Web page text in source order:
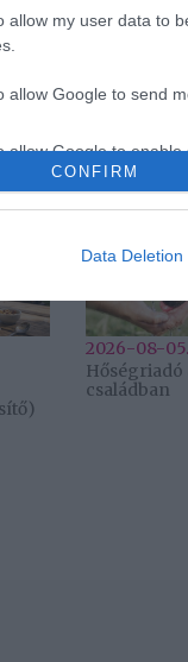
allow my user data to
allow Google to send
allow Google to
identifiers in apps.
CONFIRM
Data Deletion
,kezdőknek
2026-08-05.
Hőségriadó
családban